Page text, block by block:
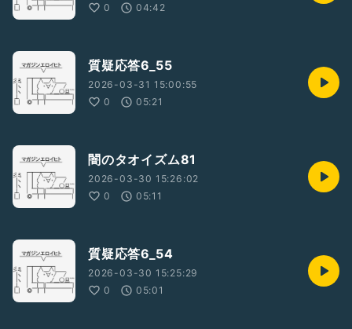
0
04:42
質疑応答6_55
2026-03-31 15:00:55
0
05:21
闇のタオイズム81
2026-03-30 15:26:02
0
05:11
質疑応答6_54
2026-03-30 15:25:29
0
05:01